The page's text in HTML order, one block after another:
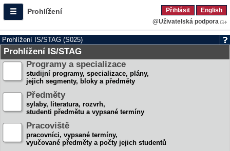
Prohlížení Přihlásit
English
@Uživatelská podpora
Prohlížení IS/STAG (S025)
Prohlížení IS/STAG
Programy a specializace
studijní programy, specializace, plány,
jejich segmenty, bloky a předměty
Předměty
sylaby, literatura, rozvrh,
studenti předmětu a vypsané termíny
Pracoviště
pracovníci, vypsané termíny,
vyučované předměty a počty jejich studentů